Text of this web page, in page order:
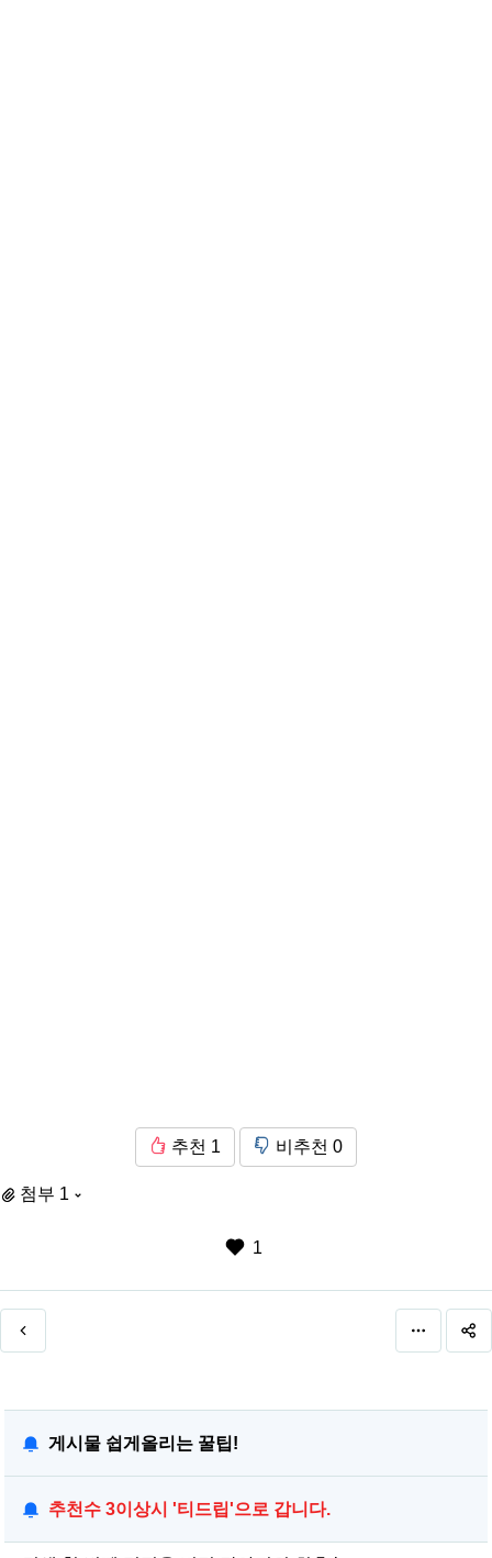
추천 1 비추천 0
첨부 1
1
게시물 쉽게올리는 꿀팁!
추천수 3이상시 '티드립'으로 갑니다.